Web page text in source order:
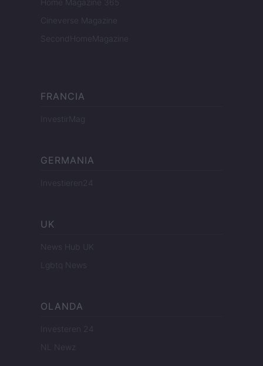
Home Magazine 365
Cineverse Magazine
SecondHomeMagazine
FRANCIA
InvestirMag
GERMANIA
Investieren24
UK
News Hub UK
Lgbtq News
OLANDA
Investeren 24
NL Newz